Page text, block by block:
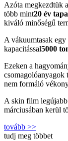
Azóta megkezdtük
több mint20 év
kiváló minőségű
A vákuumtasak
kapacitással5000
Ezeken a
csomagolóanyagok
nem formáló
A skin film legújabb
márciusában kerül
tovább >>
tudj meg többet